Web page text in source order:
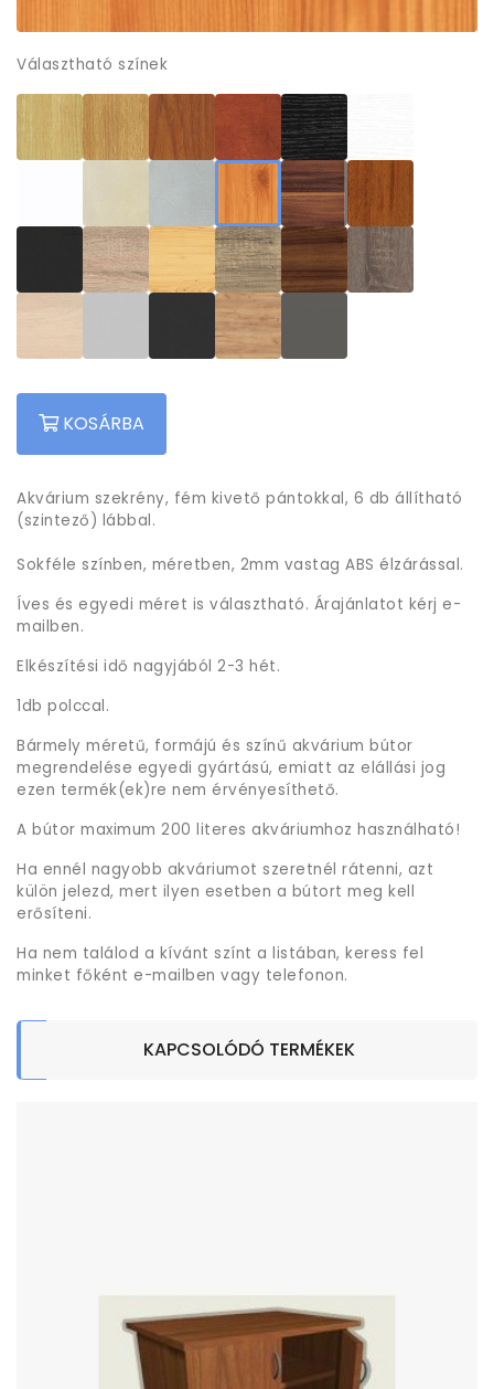
Választható színek
KOSÁRBA
Akvárium szekrény, fém kivető pántokkal, 6 db állítható
(szintező) lábbal.
Sokféle színben, méretben, 2mm vastag ABS élzárással.
Íves és egyedi méret is választható. Árajánlatot kérj e-
mailben.
Elkészítési idő nagyjából 2-3 hét.
1db polccal.
Bármely méretű, formájú és színű akvárium bútor
megrendelése egyedi gyártású, emiatt az elállási jog
ezen termék(ek)re nem érvényesíthető.
A bútor maximum 200 literes akváriumhoz használható!
Ha ennél nagyobb akváriumot szeretnél rátenni, azt
külön jelezd, mert ilyen esetben a bútort meg kell
erősíteni.
Ha nem találod a kívánt színt a listában, keress fel
minket főként e-mailben vagy telefonon.
KAPCSOLÓDÓ TERMÉKEK